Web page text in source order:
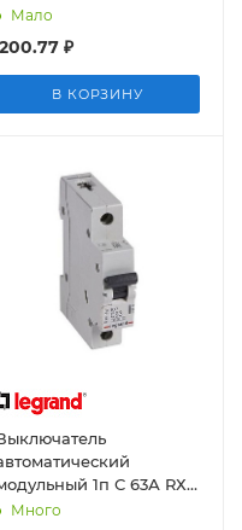
ВА47-29 IEK
Мало
200.77 ₽
В КОРЗИНУ
1п С 63А RХЗ
Много